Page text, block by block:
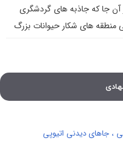
آن جا که جاذبه های گردشگری
منطقه های شکار حیوانات بزرگ
، جاهای دیدنی اتیوپی